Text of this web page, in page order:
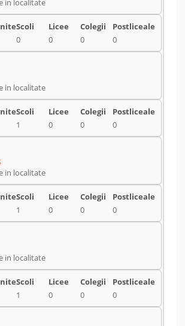
in localitate
0 0 0 0
in localitate
1 0 0 0
in localitate
1 0 0 0
in localitate
1 0 0 0